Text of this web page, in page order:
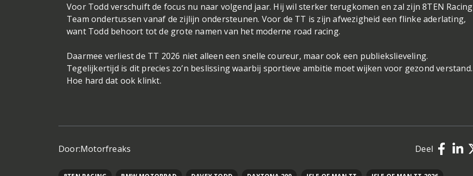
Voor Todd verschuift de focus nu naar volgend jaar. Hij wil sterker terugkomen en zal zijn 8TEN Racing
Team ondertussen vanaf de zijlijn ondersteunen. Voor de TT is zijn afwezigheid een flinke aderlating,
want Todd behoort tot de grote namen van het moderne road racing.
Daarmee verliest de TT 2026 niet alleen een snelle coureur, maar ook een publiekslieveling.
Tegelijkertijd is dit precies zo’n beslissing waarbij sportieve ambitie moet wijken voor gezond verstand.
Hoe hard dat ook klinkt.
Door:Motorfreaks Deel